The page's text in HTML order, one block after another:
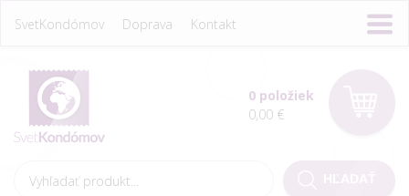
SvetKondómov Doprava Kontakt
0 položiek
0,00 €